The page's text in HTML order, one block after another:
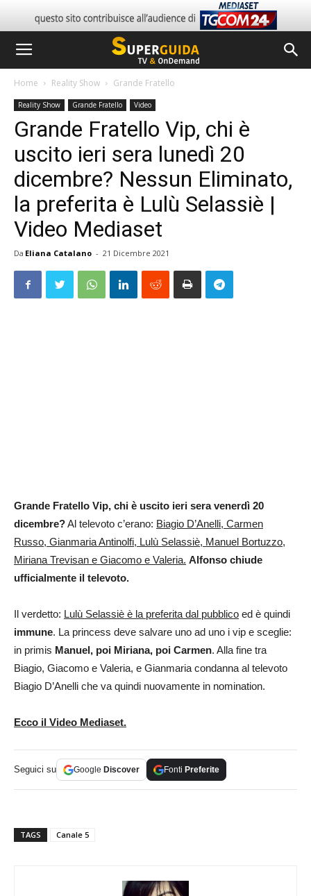
Home Reality Show Grande Fratello
Reality Show Grande Fratello Video
Grande Fratello Vip, chi è
uscito ieri sera lunedì 20
dicembre? Nessun Eliminato,
la preferita è Lulù Selassiè |
Video Mediaset
Da Eliana Catalano - 21 Dicembre 2021
Grande Fratello Vip, chi è uscito ieri sera venerdì 20
dicembre?Al televoto c’erano: Biagio D’Anelli, Carmen
Russo, Gianmaria Antinolfi, Lulù Selassiè, Manuel Bortuzzo,
Miriana Trevisan e Giacomo e Valeria. Alfonso chiude
ufficialmente il televoto.
Il verdetto: Lulù Selassiè è la preferita dal pubblico ed è quindi
immune. La princess deve salvare uno ad uno i vip e sceglie:
in primis Manuel, poi Miriana, poi Carmen. Alla fine tra
Biagio, Giacomo e Valeria, e Gianmaria condanna al televoto
Biagio D’Anelli che va quindi nuovamente in nomination.
Ecco il Video Mediaset.
Seguici su Google Discover Fonti Preferite
TAGS Canale 5